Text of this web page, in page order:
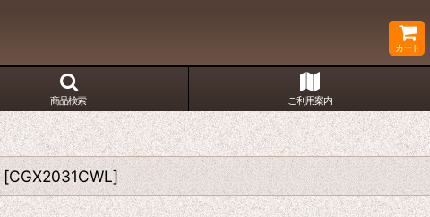
カート
商品検索 ご利用案内
[CGX2031CWL]